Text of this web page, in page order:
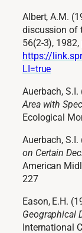
Albert, A.M.
discussion of
56(2-3), 1982,
https://
LI=true
Auerbach, S.I.
Area with
Ecological
Auerbach,
on Certain
American
227
Eason, E.H.
Geographical
International